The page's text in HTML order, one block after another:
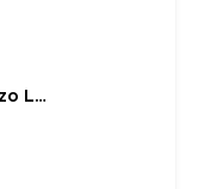
Stemma Leti a Palazzo Leti